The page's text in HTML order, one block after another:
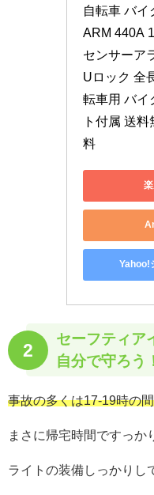
自転車 バイ
ARM 440A
センサーア
Uロック 全
転車用 バイ
ト付属 送
料
Yahoo!
2
セーフティア
自分で守ろう
事故の多くは17-19時の
まさに帰宅時間ですっか
ライトの装備しっかりし